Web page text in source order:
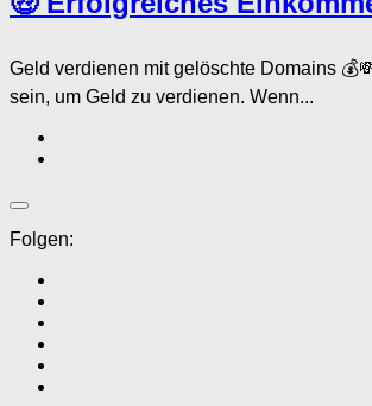
Geld verdienen mit gelöschte Domains
sein, um Geld zu verdienen. Wenn...
Folgen: